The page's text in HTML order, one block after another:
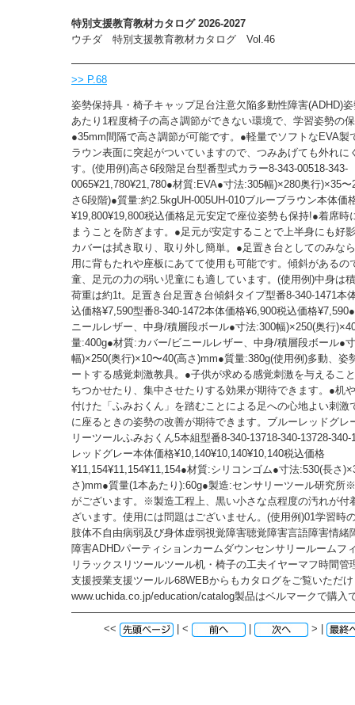
特別支援教育教材カタログ 2026-2027
ウチダ 特別支援教育教材カタログ Vol.46
>> P.68
姿勢保持具・椅子キャップ足台注意欠陥多動性障害(ADHD)
あたり1程度椅子の高さ調節ができない環境で、学習姿勢の
●35mm間隔で高さ調節が可能です。●軽量でソフトなEVA製
ラウン表面に突起がついていますので、つみあげても外れに
す。(使用例)高さ6段階足台型番型式カラー8-343-00518-343-
0065¥21,780¥21,780●材質:EVA●寸法:305幅)×280奥行)×35〜
さ6段階)●質量:約2.5kgUH-005UH-010ブルーブラウン本体価
¥19,800¥19,800税込価格足元安定で座位姿勢も保持!●着席時
まうことを防ぎます。●足元が安定することで上半身にも好
カバーは拭き取り、取り外し簡単。●足置き台としてのみな
用に背もたれや座板にあてて使用も可能です。傾斜があるの
童、足元の力の弱い児童にも適しています。(使用例)中身は
荷重は約1t。足置き台足置き台傾斜タイプ型番8-340-1471本
込価格¥7,590型番8-340-1472本体価格¥6,900税込価格
ニールレザー、中身/積層段ボール●寸法:300幅)×250(奥行
量:400g●材質:カバー/ビニールレザー、中身/積層段ボール●
幅)×250(奥行)×10〜40(高さ)mm●質量:380g(使用例)多動、姿
ートする感覚刺激教具。●子供が求める感覚刺激を与えるこ
ちつかせたり、集中させたりする効果が期待できます。●机
付けた「ふみおくん」を踏むことによる足への心地よい刺激
に座るときの姿勢の改善が期待できます。ブルーレッドグレ
リーツールふみおくん5本組型番8-340-13718-340-13728-
レッドグレー本体価格¥10,140¥10,140¥10,140税込価格
¥11,154¥11,154¥11,154●材質:シリコンゴム●寸法:530(長さ
さ)mm●質量(1本あたり):60g●製造:センサリーツール研究所
がございます。※製造工程上、黒い小さな点程度の汚れが付
ざいます。使用には問題はございません。(使用例)01学習時
肢体不自由病弱及び身体虚弱視覚障害聴覚障害言語障害情緒
障害ADHDパーティションカームダウンセンサリールームフ
リラックスリツールツール机・椅子の工夫イヤーマフ時間管
支援授業支援ツールル68WEBからもカタログをご覧いただ
www.uchida.co.jp/education/catalog製品はベルマークで購入
<< | < | > |